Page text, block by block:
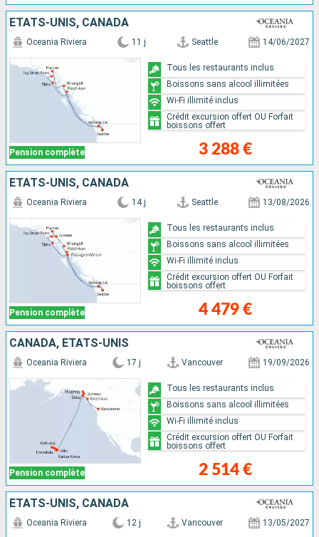
ÉTATS-UNIS, CANADA
Pension complète
Oceania Riviera 11 j Seattle 14/06/2027
3 288 €
Tous les restaurants inclus
Boissons sans alcool illimitées
Wi-Fi illimité inclus
Crédit excursion offert OU Forfait
boissons offert
ÉTATS-UNIS, CANADA
Pension complète
Oceania Riviera 14 j Seattle 13/08/2026
4 479 €
Tous les restaurants inclus
Boissons sans alcool illimitées
Wi-Fi illimité inclus
Crédit excursion offert OU Forfait
boissons offert
CANADA, ÉTATS-UNIS
Pension complète
Oceania Riviera 17 j Vancouver 19/09/2026
2 514 €
Tous les restaurants inclus
Boissons sans alcool illimitées
Wi-Fi illimité inclus
Crédit excursion offert OU Forfait
boissons offert
ÉTATS-UNIS, CANADA
Oceania Riviera 12 j Vancouver 13/05/2027